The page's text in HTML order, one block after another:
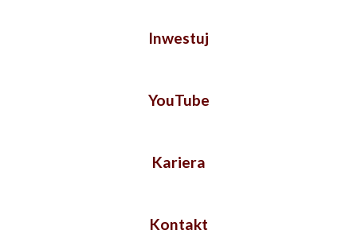
Inwestuj
YouTube
Kariera
Kontakt